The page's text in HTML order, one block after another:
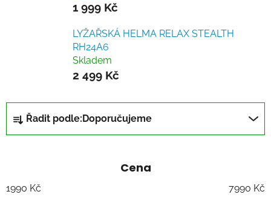
1 999 Kč
LYŽAŘSKÁ HELMA RELAX STEALTH
RH24A6
Skladem
2 499 Kč
Ř
a
z
í
Řadit podle: Doporučujeme
Cena
1990 Kč 7990 Kč